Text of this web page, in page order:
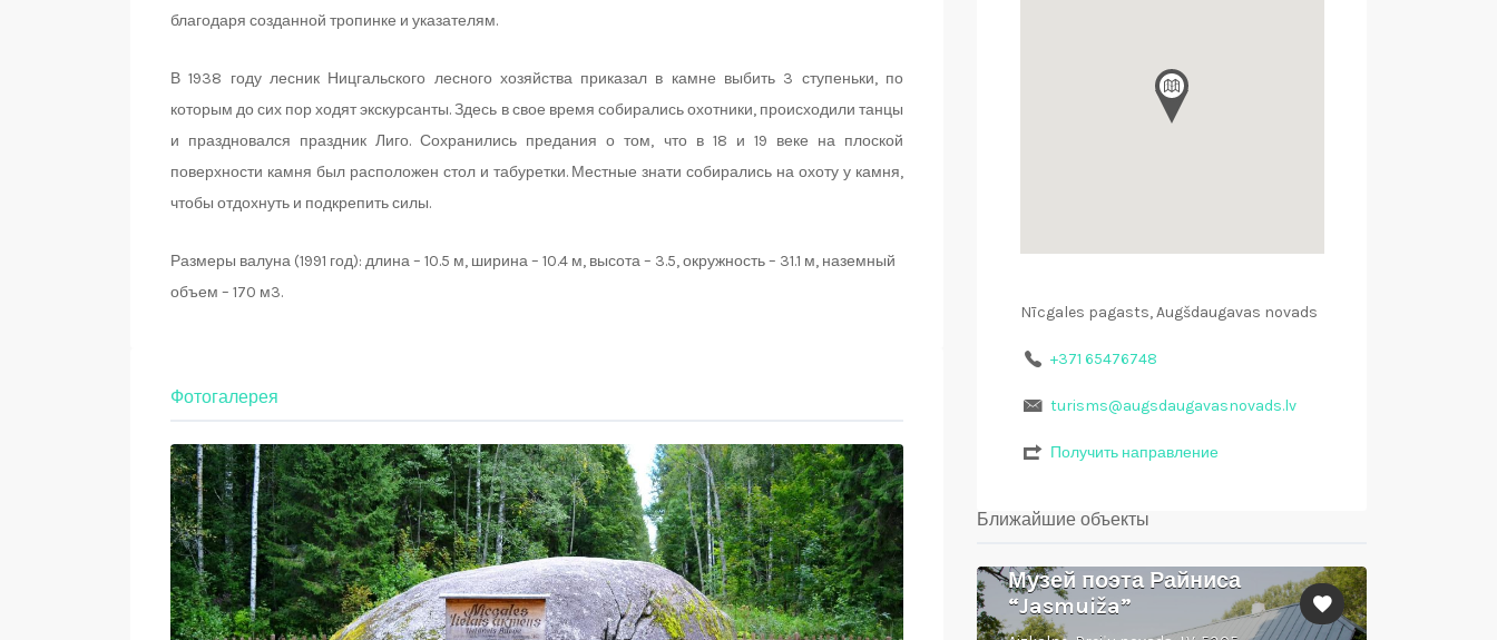
благодаря созданной тропинке и указателям.
В 1938 году лесник Ницгальского лесного хозяйства приказал в камне выбить 3 ступеньки, по
которым до сих пор ходят экскурсанты. Здесь в свое время собирались охотники, происходили танцы
и праздновался праздник Лиго. Сохранились предания о том, что в 18 и 19 веке на плоской
поверхности камня был расположен стол и табуретки. Местные знати собирались на охоту у камня,
чтобы отдохнуть и подкрепить силы.
Размеры валуна (1991 год): длина – 10.5 м, ширина – 10.4 м, высота – 3.5, окружность – 31.1 м, наземный
объем – 170 м3.
Фотогалерея
Nīcgales pagasts, Augšdaugavas novads
+371 65476748
turisms@augsdaugavasnovads.lv
Получить направление
Ближайшие объекты
Музей поэта Райниса
“Jasmuiža”